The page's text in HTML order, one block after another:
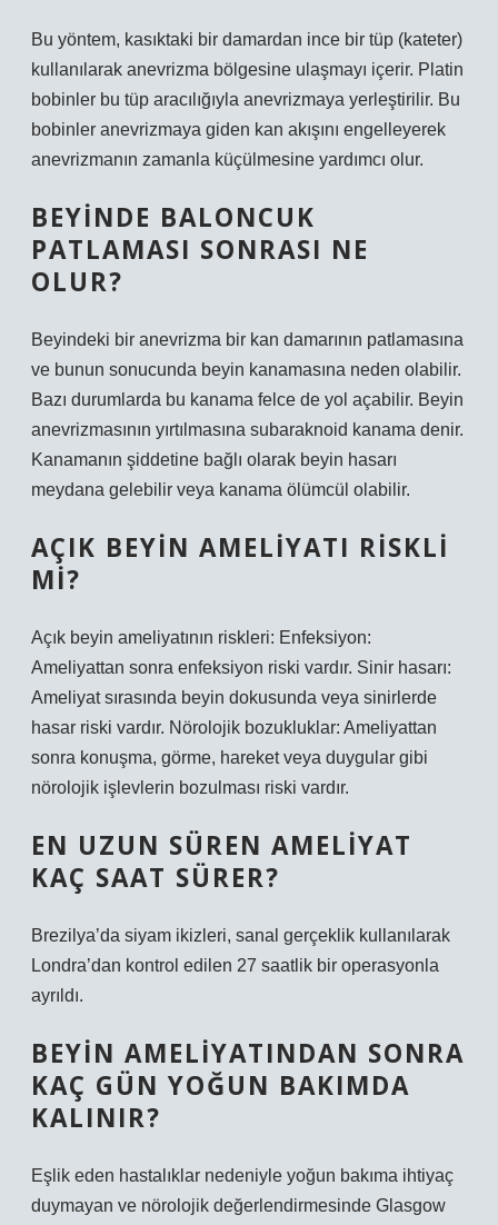
Bu yöntem, kasıktaki bir damardan ince bir tüp (kateter)
kullanılarak anevrizma bölgesine ulaşmayı içerir. Platin
bobinler bu tüp aracılığıyla anevrizmaya yerleştirilir. Bu
bobinler anevrizmaya giden kan akışını engelleyerek
anevrizmanın zamanla küçülmesine yardımcı olur.
BEYINDE BALONCUK
PATLAMASI SONRASI NE
OLUR?
Beyindeki bir anevrizma bir kan damarının patlamasına
ve bunun sonucunda beyin kanamasına neden olabilir.
Bazı durumlarda bu kanama felce de yol açabilir. Beyin
anevrizmasının yırtılmasına subaraknoid kanama denir.
Kanamanın şiddetine bağlı olarak beyin hasarı
meydana gelebilir veya kanama ölümcül olabilir.
AÇIK BEYIN AMELIYATI RISKLI
MI?
Açık beyin ameliyatının riskleri: Enfeksiyon:
Ameliyattan sonra enfeksiyon riski vardır. Sinir hasarı:
Ameliyat sırasında beyin dokusunda veya sinirlerde
hasar riski vardır. Nörolojik bozukluklar: Ameliyattan
sonra konuşma, görme, hareket veya duygular gibi
nörolojik işlevlerin bozulması riski vardır.
EN UZUN SÜREN AMELIYAT
KAÇ SAAT SÜRER?
Brezilya’da siyam ikizleri, sanal gerçeklik kullanılarak
Londra’dan kontrol edilen 27 saatlik bir operasyonla
ayrıldı.
BEYIN AMELIYATINDAN SONRA
KAÇ GÜN YOĞUN BAKIMDA
KALINIR?
Eşlik eden hastalıklar nedeniyle yoğun bakıma ihtiyaç
duymayan ve nörolojik değerlendirmesinde Glasgow